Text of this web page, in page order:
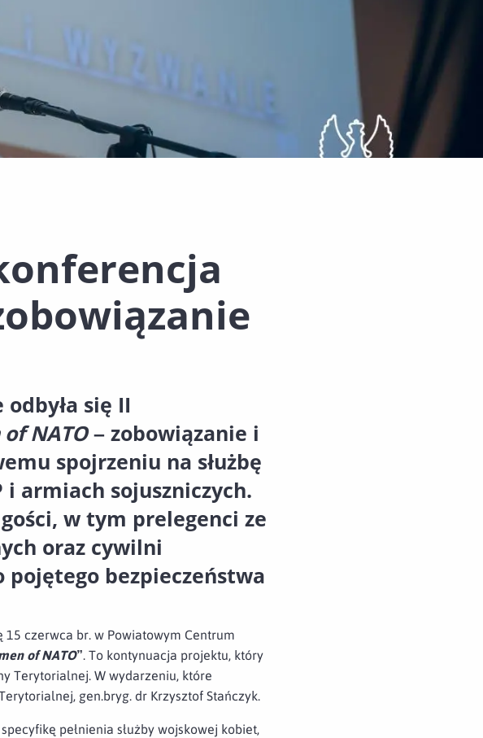
się II
NATO– zobowiązanie i
spojrzeniu na służbę
i armiach sojuszniczych.
w tym prelegenci ze
oraz cywilni
pojętego bezpieczeństwa
15 czerwca br. w Powiatowym Centrum
of NATO”. To kontynuacja projektu, który
Terytorialnej. W wydarzeniu, które
gen.bryg. dr Krzysztof Stańczyk.
pełnienia służby wojskowej kobiet,